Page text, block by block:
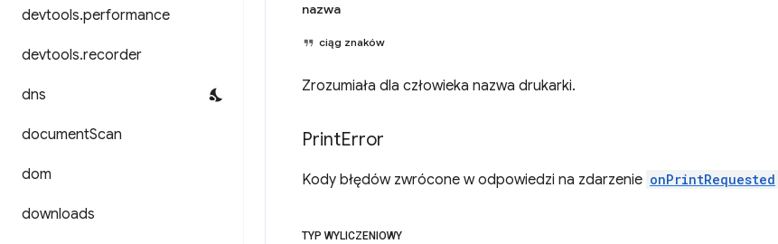
devtools.performance
devtools.recorder
dns
documentScan
dom
downloads
nazwa
ciąg znaków
Zrozumiała dla człowieka nazwa drukarki.
PrintError
Kody błędów zwrócone w odpowiedzi na zdarzenie onPrintRequested
TYP WYLICZENIOWY